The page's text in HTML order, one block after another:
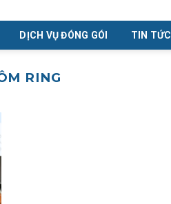
DỊCH VỤ ĐÓNG GÓI TIN TỨC
RING